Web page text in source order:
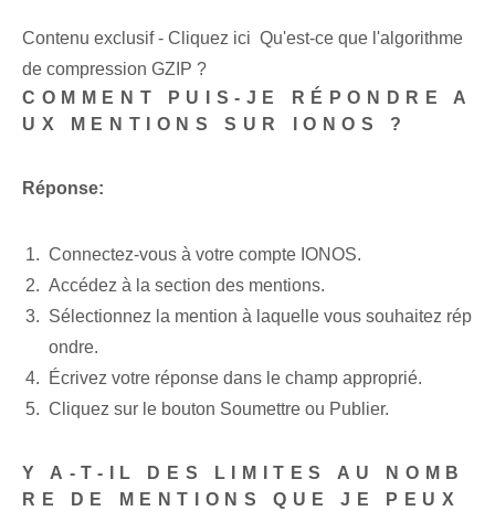
Contenu exclusif - Cliquez ici Qu'est-ce que l'algorithme
de compression GZIP ?
COMMENT PUIS-JE RÉPONDRE A
UX MENTIONS SUR IONOS ?
Réponse:
Connectez-vous à votre compte IONOS.
Accédez à la section des mentions.
Sélectionnez la mention à laquelle vous souhaitez rép
ondre.
Écrivez votre réponse dans le champ approprié.
Cliquez sur le bouton Soumettre ou Publier.
Y A-T-IL DES LIMITES AU NOMB
RE DE MENTIONS QUE JE PEUX